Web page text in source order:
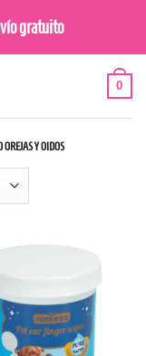
gratuito
0
OREJAS Y OIDOS